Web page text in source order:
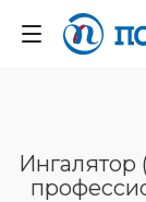
Ингалятор